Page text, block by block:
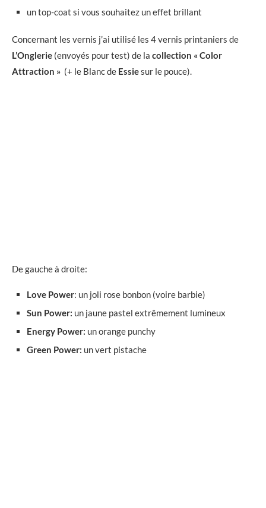
un top-coat si vous souhaitez un effet brillant
Concernant les vernis j’ai utilisé les 4 vernis printaniers de
L’Onglerie (envoyés pour test) de la collection « Color
Attraction » (+ le Blanc de Essiesur le pouce).
De gauche à droite:
Love Power: un joli rose bonbon (voire barbie)
Sun Power: un jaune pastel extrêmement lumineux
Energy Power: un orange punchy
Green Power: un vert pistache